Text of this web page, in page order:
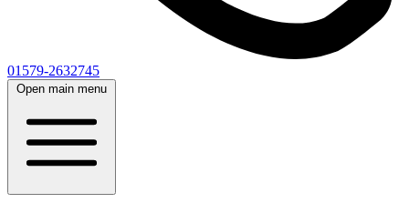
01579-2632745
Open main menu